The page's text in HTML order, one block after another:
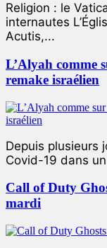
Religion : le
internautes
Acutis,...
L’Alyah comme
remake israélien
Depuis plusieurs
Covid-19 dans
Call of Duty
mardi